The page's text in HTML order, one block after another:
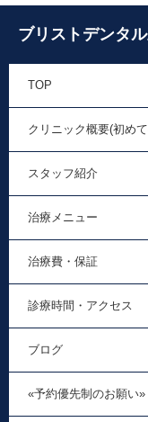
ブリストデンタ
TOP
クリニック概要(初め
スタッフ紹介
治療メニュー
治療費・保証
診療時間・アクセス
ブログ
«予約優先制のお願い»